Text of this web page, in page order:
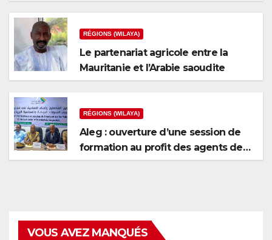
RÉGIONS (WILAYA)
Le partenariat agricole entre la
Mauritanie et l’Arabie saoudite
RÉGIONS (WILAYA)
Aleg : ouverture d’une session de
formation au profit des agents de
recouvrement et des caissiers de
VOUS AVEZ MANQUÉS